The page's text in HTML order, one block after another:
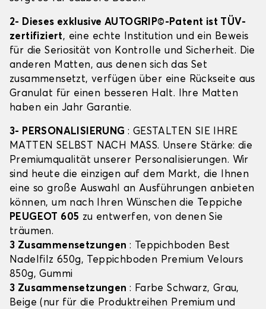
2- Dieses exklusive AUTOGRIP©-Patent ist TÜV-
zertifiziert, eine echte Institution und ein Beweis
für die Seriosität von Kontrolle und Sicherheit. Die
anderen Matten, aus denen sich das Set
zusammensetzt, verfügen über eine Rückseite aus
Granulat für einen besseren Halt. Ihre Matten
haben ein Jahr Garantie.
3- PERSONALISIERUNG : GESTALTEN SIE IHRE
MATTEN SELBST NACH MASS. Unsere Stärke: die
Premiumqualität unserer Personalisierungen. Wir
sind heute die einzigen auf dem Markt, die Ihnen
eine so große Auswahl an Ausführungen anbieten
können, um nach Ihren Wünschen die Teppiche
PEUGEOT 605 zu entwerfen, von denen Sie
träumen.
3 Zusammensetzungen : Teppichboden Best
Nadelfilz 650g, Teppichboden Premium Velours
850g, Gummi
3 Zusammensetzungen : Farbe Schwarz, Grau,
Beige (nur für die Produktreihen Premium und